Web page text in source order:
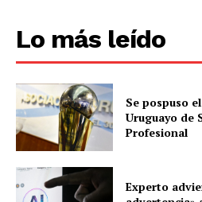
Lo más leído
Se pospuso
Uruguayo de
Profesional
Experto